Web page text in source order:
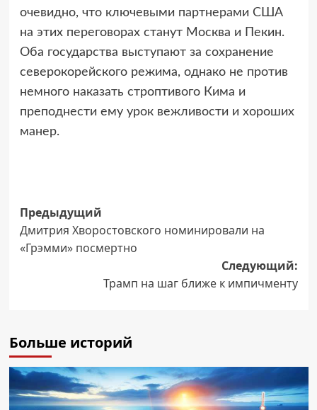
очевидно, что ключевыми партнерами США
на этих переговорах станут Москва и Пекин.
Оба государства выступают за сохранение
северокорейского режима, однако не против
немного наказать строптивого Кима и
преподнести ему урок вежливости и хороших
манер.
Навигация
записи
Предыдущий
Дмитрия Хворостовского номинировали на
«Грэмми» посмертно
Следующий:
Трамп на шаг ближе к импичменту
Больше историй